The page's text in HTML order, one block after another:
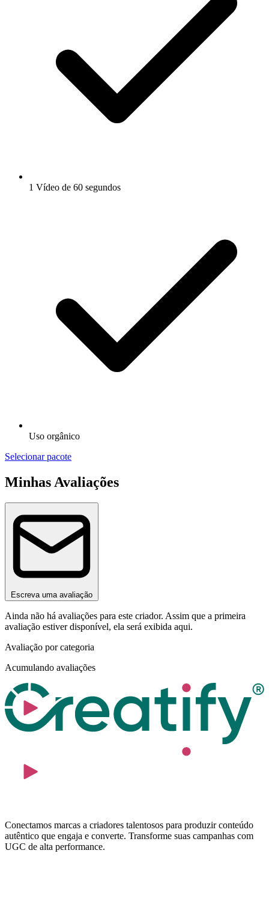
1 Vídeo de 60 segundos
Uso orgânico
Selecionar pacote
Minhas Avaliações
Escreva uma avaliação
Ainda não há avaliações para este criador. Assim que a primeira
avaliação estiver disponível, ela será exibida aqui.
Avaliação por categoria
Acumulando avaliações
Conectamos marcas a criadores talentosos para produzir conteúdo
autêntico que engaja e converte. Transforme suas campanhas com
UGC de alta performance.